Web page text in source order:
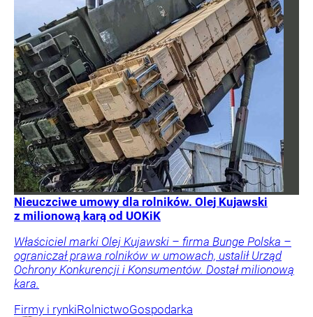
Nieuczciwe umowy dla rolników. Olej Kujawski
z milionową karą od UOKiK
Właściciel marki Olej Kujawski – firma Bunge Polska –
ograniczał prawa rolników w umowach, ustalił Urząd
Ochrony Konkurencji i Konsumentów. Dostał milionową
kara.
Firmy i rynkiRolnictwoGospodarka